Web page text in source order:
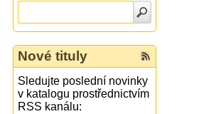
Nové tituly
Sledujte poslední novinky
v katalogu prostřednictvím
RSS kanálu: